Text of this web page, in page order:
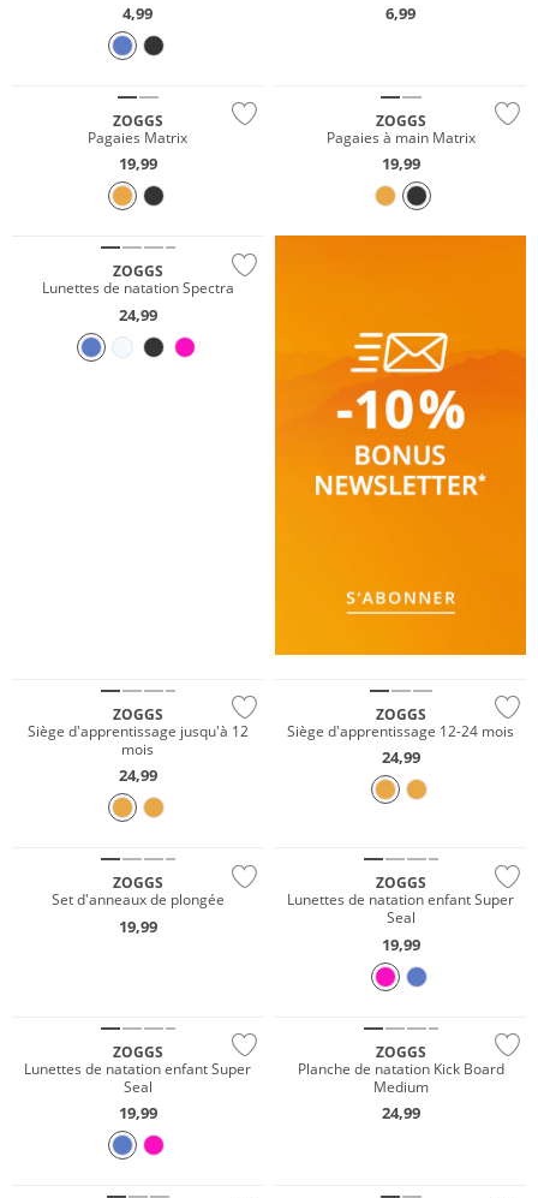
4,99 6,99
ZOGGS
Pagaies Matrix
19,99
ZOGGS
Pagaies à main Matrix
19,99
ZOGGS
Lunettes de natation Spectra
24,99
ZOGGS
Siège d'apprentissage jusqu'à 12
mois
24,99
ZOGGS
Siège d'apprentissage 12-24 mois
24,99
ZOGGS
Set d'anneaux de plongée
19,99
ZOGGS
Lunettes de natation enfant Super
Seal
19,99
ZOGGS
Lunettes de natation enfant Super
Seal
19,99
ZOGGS
Planche de natation Kick Board
Medium
24,99